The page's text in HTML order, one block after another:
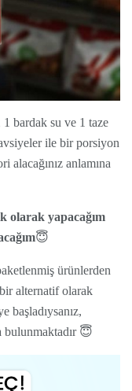
bardak su ve 1 taze
ile bir porsiyon
alacağınız anlamına
olarak yapacağım
😇
ürünlerden
alternatif olarak
başladıysanız,
bulunmaktadır 😇